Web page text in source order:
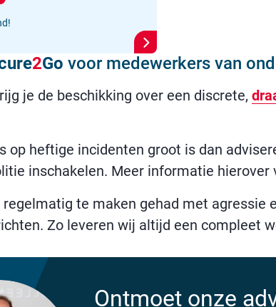
2Go voor medewerkers van
je de beschikking over een discrete,
op heftige incidenten groot is dan
inschakelen. Meer informatie hierover
te maken gehad met agressie
Zo leveren wij altijd een compleet
Ontmoet onze